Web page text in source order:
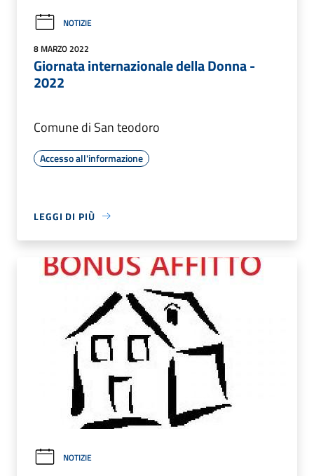
NOTIZIE
8 MARZO 2022
Giornata internazionale della Donna -
2022
Comune di San teodoro
Accesso all'informazione
LEGGI DI PIÙ
NOTIZIE